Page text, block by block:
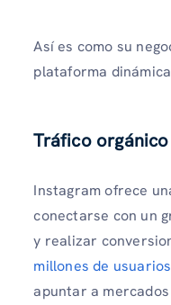
Así es como su
plataforma
Tráfico orgánico
Instagram ofrece
conectarse con un
y realizar
millones de
apuntar a